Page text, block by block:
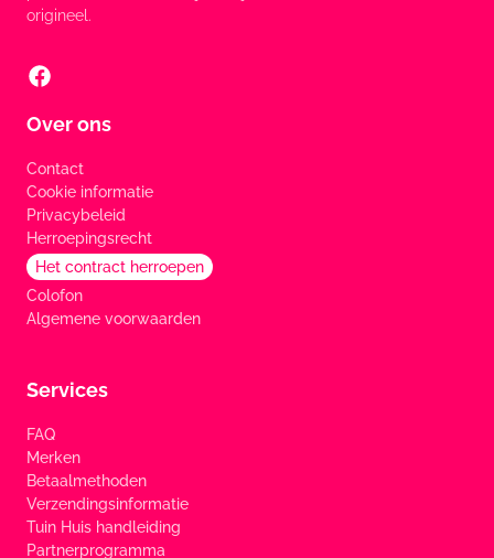
origineel.
Over ons
Contact
Cookie informatie
Privacybeleid
Herroepingsrecht
Het contract herroepen
Colofon
Algemene voorwaarden
Services
FAQ
Merken
Betaalmethoden
Verzendingsinformatie
Tuin Huis handleiding
Partnerprogramma